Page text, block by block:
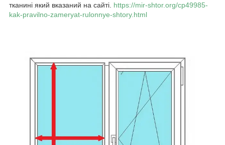
тканині який вказаний на сайті. https://mir-shtor.org/cp49985-
kak-pravilno-zameryat-rulonnye-shtory.html